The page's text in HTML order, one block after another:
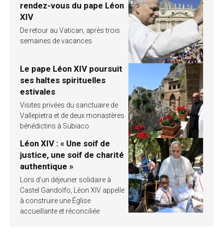
rendez-vous du pape Léon
XIV
De retour au Vatican, après trois
semaines de vacances
Le pape Léon XIV poursuit
ses haltes spirituelles
estivales
Visites privées du sanctuaire de
Vallepietra et de deux monastères
bénédictins à Subiaco
Léon XIV : « Une soif de
justice, une soif de charité
authentique »
Lors d’un déjeuner solidaire à
Castel Gandolfo, Léon XIV appelle
à construire une Église
accueillante et réconciliée